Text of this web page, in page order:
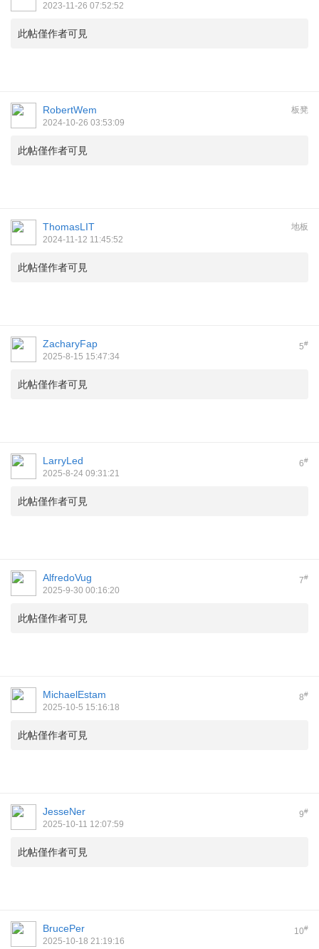
2023-11-26 07:52:52
此帖僅作者可見
板凳
RobertWem
2024-10-26 03:53:09
此帖僅作者可見
地板
ThomasLIT
2024-11-12 11:45:52
此帖僅作者可見
5#
ZacharyFap
2025-8-15 15:47:34
此帖僅作者可見
6#
LarryLed
2025-8-24 09:31:21
此帖僅作者可見
7#
AlfredoVug
2025-9-30 00:16:20
此帖僅作者可見
8#
MichaelEstam
2025-10-5 15:16:18
此帖僅作者可見
9#
JesseNer
2025-10-11 12:07:59
此帖僅作者可見
10#
BrucePer
2025-10-18 21:19:16